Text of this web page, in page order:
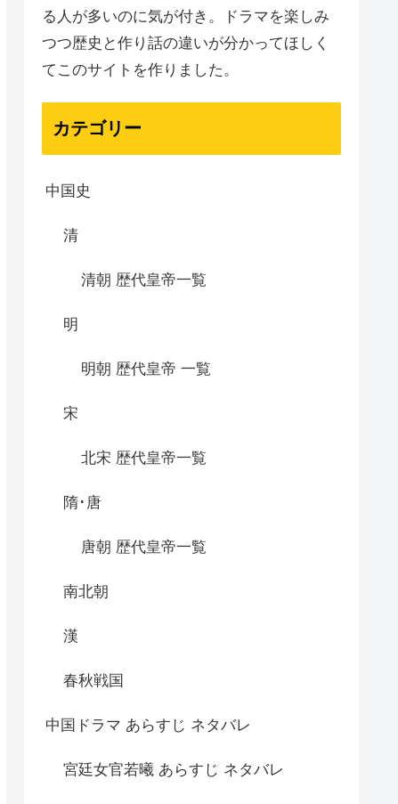
る人が多いのに気が付き。ドラマを楽しみ
つつ歴史と作り話の違いが分かってほしく
てこのサイトを作りました。
カテゴリー
中国史
清
清朝 歴代皇帝一覧
明
明朝 歴代皇帝 一覧
宋
北宋 歴代皇帝一覧
隋･唐
唐朝 歴代皇帝一覧
南北朝
漢
春秋戦国
中国ドラマ あらすじ ネタバレ
宮廷女官若曦 あらすじ ネタバレ